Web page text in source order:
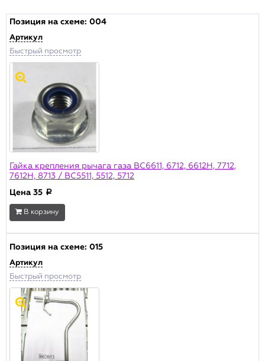
Цена , р.
от: до:
Наличие
Основной склад
Склад Москва
Champion
Актуальность
В продаже
Архивная позиция
Позиция на схеме: 004
Артикул
Быстрый просмотр
Гайка крепления рычага газа BC6611, 6712, 6612H, 7712,
7612H, 8713 / ВС5511, 5512, 5712
Цена 35 a
В корзину
Позиция на схеме: 015
Артикул
Быстрый просмотр